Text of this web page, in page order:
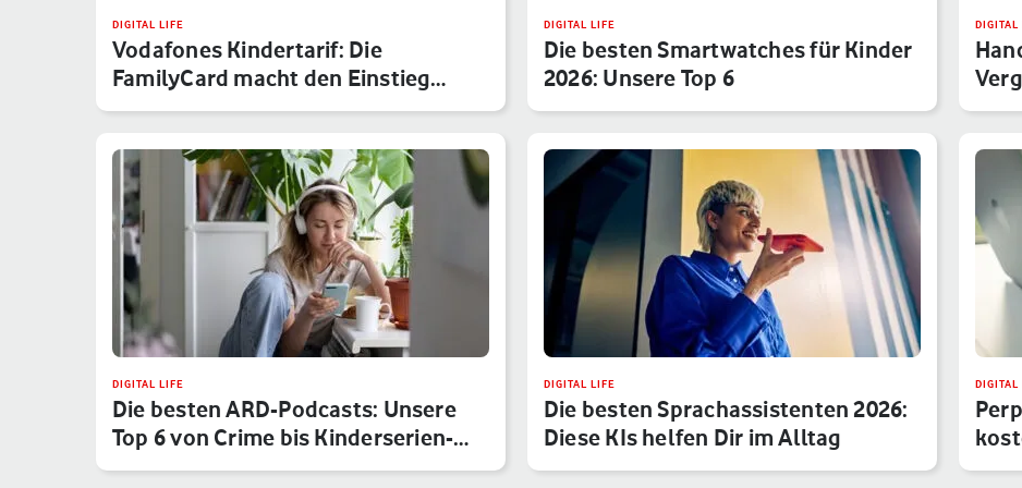
DIGITAL LIFE
Vodafones Kindertarif: Die
FamilyCard macht den Einstieg
sicher
DIGITAL LIFE
Die besten Smartwatches für Kinder
2026: Unsere Top 6
DIGITAL
DIGITAL LIFE
Die besten ARD-Podcasts: Unsere
Top 6 von Crime bis Kinderserien-…
DIGITAL LIFE
Die besten Sprachassistenten 2026:
Diese KIs helfen Dir im Alltag
DIGITAL